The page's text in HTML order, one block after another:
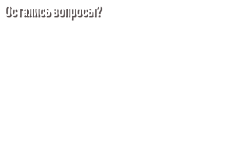
Остались вопросы?